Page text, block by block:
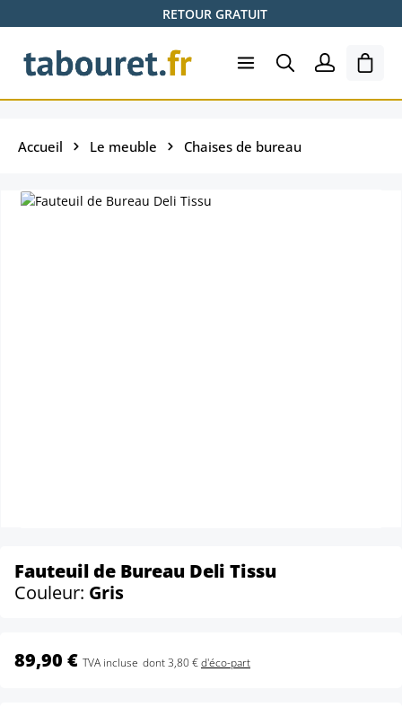
Passer au contenu principalRETOUR GRATUIT
Le
Accueil Le meuble Chaises de bureau
Fauteuil de Bureau Deli Tissu
Couleur: Gris
89,90 € TVA incluse dont 3,80 €d'éco-part